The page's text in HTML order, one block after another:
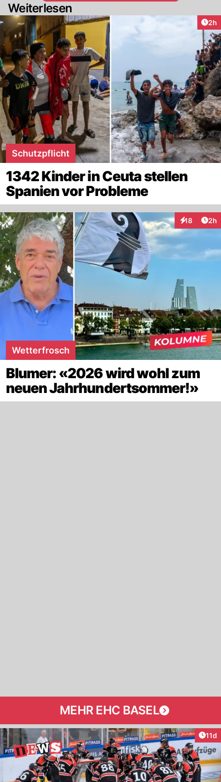
Weiterlesen
2h
Schutzpflicht
1342 Kinder in Ceuta stellen
Spanien vor Probleme
18
Interaktionen
2h
Wetterfrosch
Blumer: «2026 wird wohl zum
neuen Jahrhundertsommer!»
MEHR EHC BASEL
11d